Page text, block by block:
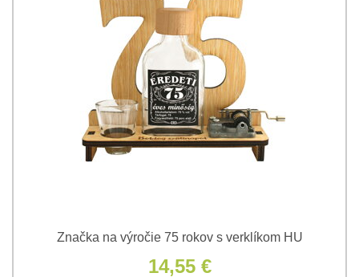
Značka na výročie 75 rokov s verklíkom HU
14,55 €